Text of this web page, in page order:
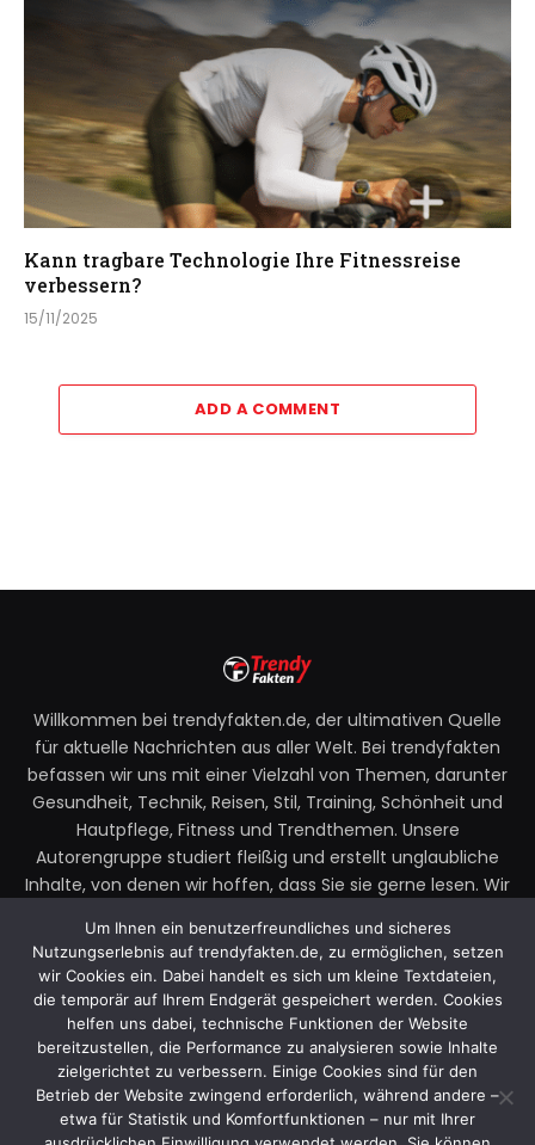
Kann tragbare Technologie Ihre Fitnessreise
verbessern?
15/11/2025
ADD A COMMENT
Willkommen bei trendyfakten.de, der ultimativen Quelle
für aktuelle Nachrichten aus aller Welt. Bei trendyfakten
befassen wir uns mit einer Vielzahl von Themen, darunter
Gesundheit, Technik, Reisen, Stil, Training, Schönheit und
Hautpflege, Fitness und Trendthemen. Unsere
Autorengruppe studiert fleißig und erstellt unglaubliche
Inhalte, von denen wir hoffen, dass Sie sie gerne lesen. Wir
Zögern Sie also nicht, uns Ihre Gedanken zu unseren
Beiträgen mitzuteilen.
Email:faktentrendy@gmail.com
Facebook
X
(Twitter)
InstagramYouTube
Um Ihnen ein benutzerfreundliches und sicheres
Nutzungserlebnis auf trendyfakten.de, zu ermöglichen, setzen
wir Cookies ein. Dabei handelt es sich um kleine Textdateien,
die temporär auf Ihrem Endgerät gespeichert werden. Cookies
helfen uns dabei, technische Funktionen der Website
bereitzustellen, die Performance zu analysieren sowie Inhalte
zielgerichtet zu verbessern. Einige Cookies sind für den
Betrieb der Website zwingend erforderlich, während andere –
etwa für Statistik und Komfortfunktionen – nur mit Ihrer